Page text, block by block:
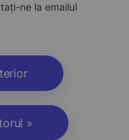
ne la emailul
»